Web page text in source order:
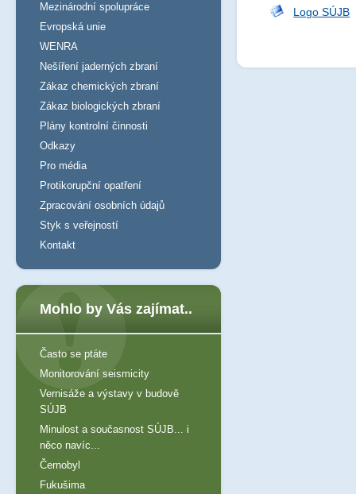
Logo SÚJB
Mezinárodní spolupráce
Evropská unie
WENRA
Nešíření jaderných zbraní
Zákaz chemických zbraní
Zákaz biologických zbraní
Plány kontrolní činnosti
Odkazy
Pro média
Protikorupční opatření
Zpracování osobních údajů
Styk s veřejností
Kontakt
Mohlo by Vás zajímat..
Často se ptáte
Monitorování seismicity
Vernisáže a výstavy v budově
SÚJB
Minulost a současnost SÚJB... i
něco navíc...
Černobyl
Fukušima